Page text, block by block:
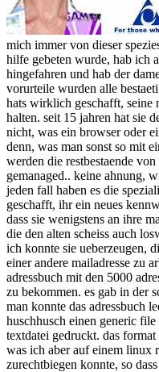
mich immer von dieser
hilfe gebeten wurde, hab ich
hingefahren und hab der
vorurteile wurden alle
hats wirklich geschafft, seine
halten. seit 15 jahren hat sie
nicht, was ein browser oder
denn, was man sonst so mit
werden die restbestaende
gemanaged.. keine ahnung,
jeden fall haben es die
geschafft, ihr ein neues
dass sie wenigstens an ihre
die den alten scheiss auch
ich konnte sie ueberzeugen,
einer andere mailadresse zu
adressbuch mit den 5000
zu bekommen. es gab in der
man konnte das adressbuch
huschhusch einen generic
textdatei gedruckt. das
was ich aber auf einem linux
zurechtbiegen konnte, so